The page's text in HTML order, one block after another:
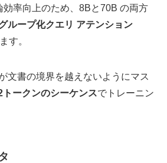
効率向上のため、8Bと70B の両方
ループ化クエリ アテンション
す。
文書の境界を越えないようにマス
トークンのシーケンスでトレーニン